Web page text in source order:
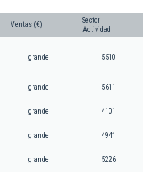
Ventas (€)
Sector
Actividad
grande 5510
grande 5611
grande 4101
grande 4941
grande 5226